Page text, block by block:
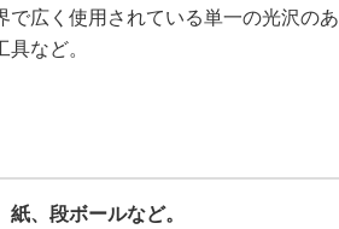
で広く使用されている単一の光沢
など。
紙、段ボールなど。